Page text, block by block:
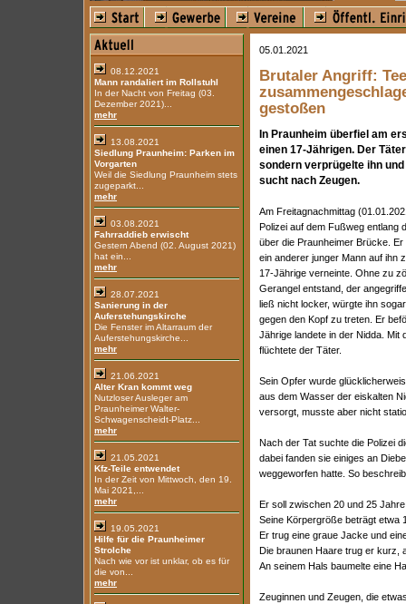
08.12.2021
Mann randaliert im Rollstuhl
In der Nacht von Freitag (03.
Dezember 2021)...
mehr
13.08.2021
Siedlung Praunheim: Parken im
Vorgarten
Weil die Siedlung Praunheim stets
zugeparkt...
mehr
03.08.2021
Fahrraddieb erwischt
Gestern Abend (02. August 2021)
hat ein...
mehr
28.07.2021
Sanierung in der
Auferstehungskirche
Die Fenster im Altarraum der
Auferstehungskirche...
mehr
21.06.2021
Alter Kran kommt weg
Nutzloser Ausleger am
Praunheimer Walter-
Schwagenscheidt-Platz...
mehr
21.05.2021
Kfz-Teile entwendet
In der Zeit von Mittwoch, den 19.
Mai 2021,...
mehr
19.05.2021
Hilfe für die Praunheimer
Strolche
Nach wie vor ist unklar, ob es für
die von...
mehr
05.01.2021
Brutaler Angriff:
gestoßen
In Praunheim überfiel am
einen 17-Jährigen. Der
sondern verprügelte ihn
sucht nach Zeugen.
Am Freitagnachmittag
Polizei auf dem Fußweg entlang
über die Praunheimer Brücke.
ein anderer junger Mann auf ihn
17-Jährige verneinte. Ohne zu
Gerangel entstand, der
ließ nicht locker, würgte ihn
gegen den Kopf zu treten. Er
Jährige landete in der Nidda.
flüchtete der Täter.
Sein Opfer wurde
aus dem Wasser der eiskalten
versorgt, musste aber nicht
Nach der Tat suchte die Polizei
dabei fanden sie einiges an
weggeworfen hatte. So
Er soll zwischen 20 und 25
Seine Körpergröße beträgt etwa
Er trug eine graue Jacke und
Die braunen Haare trug er kurz,
An seinem Hals baumelte eine
Zeuginnen und Zeugen, die